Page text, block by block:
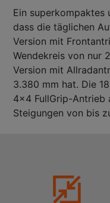
Ein superkompaktes
dass die täglichen
Version mit
Wendekreis von nur
Version mit
3.380 mm hat. Die
4x4 FullGrip-Antrieb
Steigungen von bis